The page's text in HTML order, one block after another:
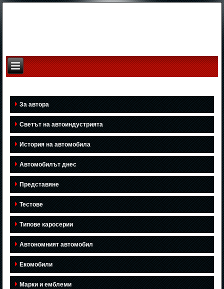
За автора
Светът на автоиндустрията
История на автомобила
Автомобилът днес
Представяне
Тестове
Типове каросерии
Автономният автомобил
Екомобили
Марки и емблеми